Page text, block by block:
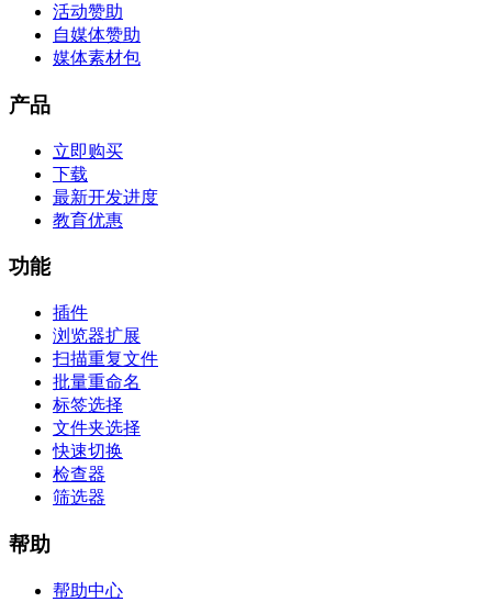
活动赞助
自媒体赞助
媒体素材包
产品
立即购买
下载
最新开发进度
教育优惠
功能
插件
浏览器扩展
扫描重复文件
批量重命名
标签选择
文件夹选择
快速切换
检查器
筛选器
帮助
帮助中心